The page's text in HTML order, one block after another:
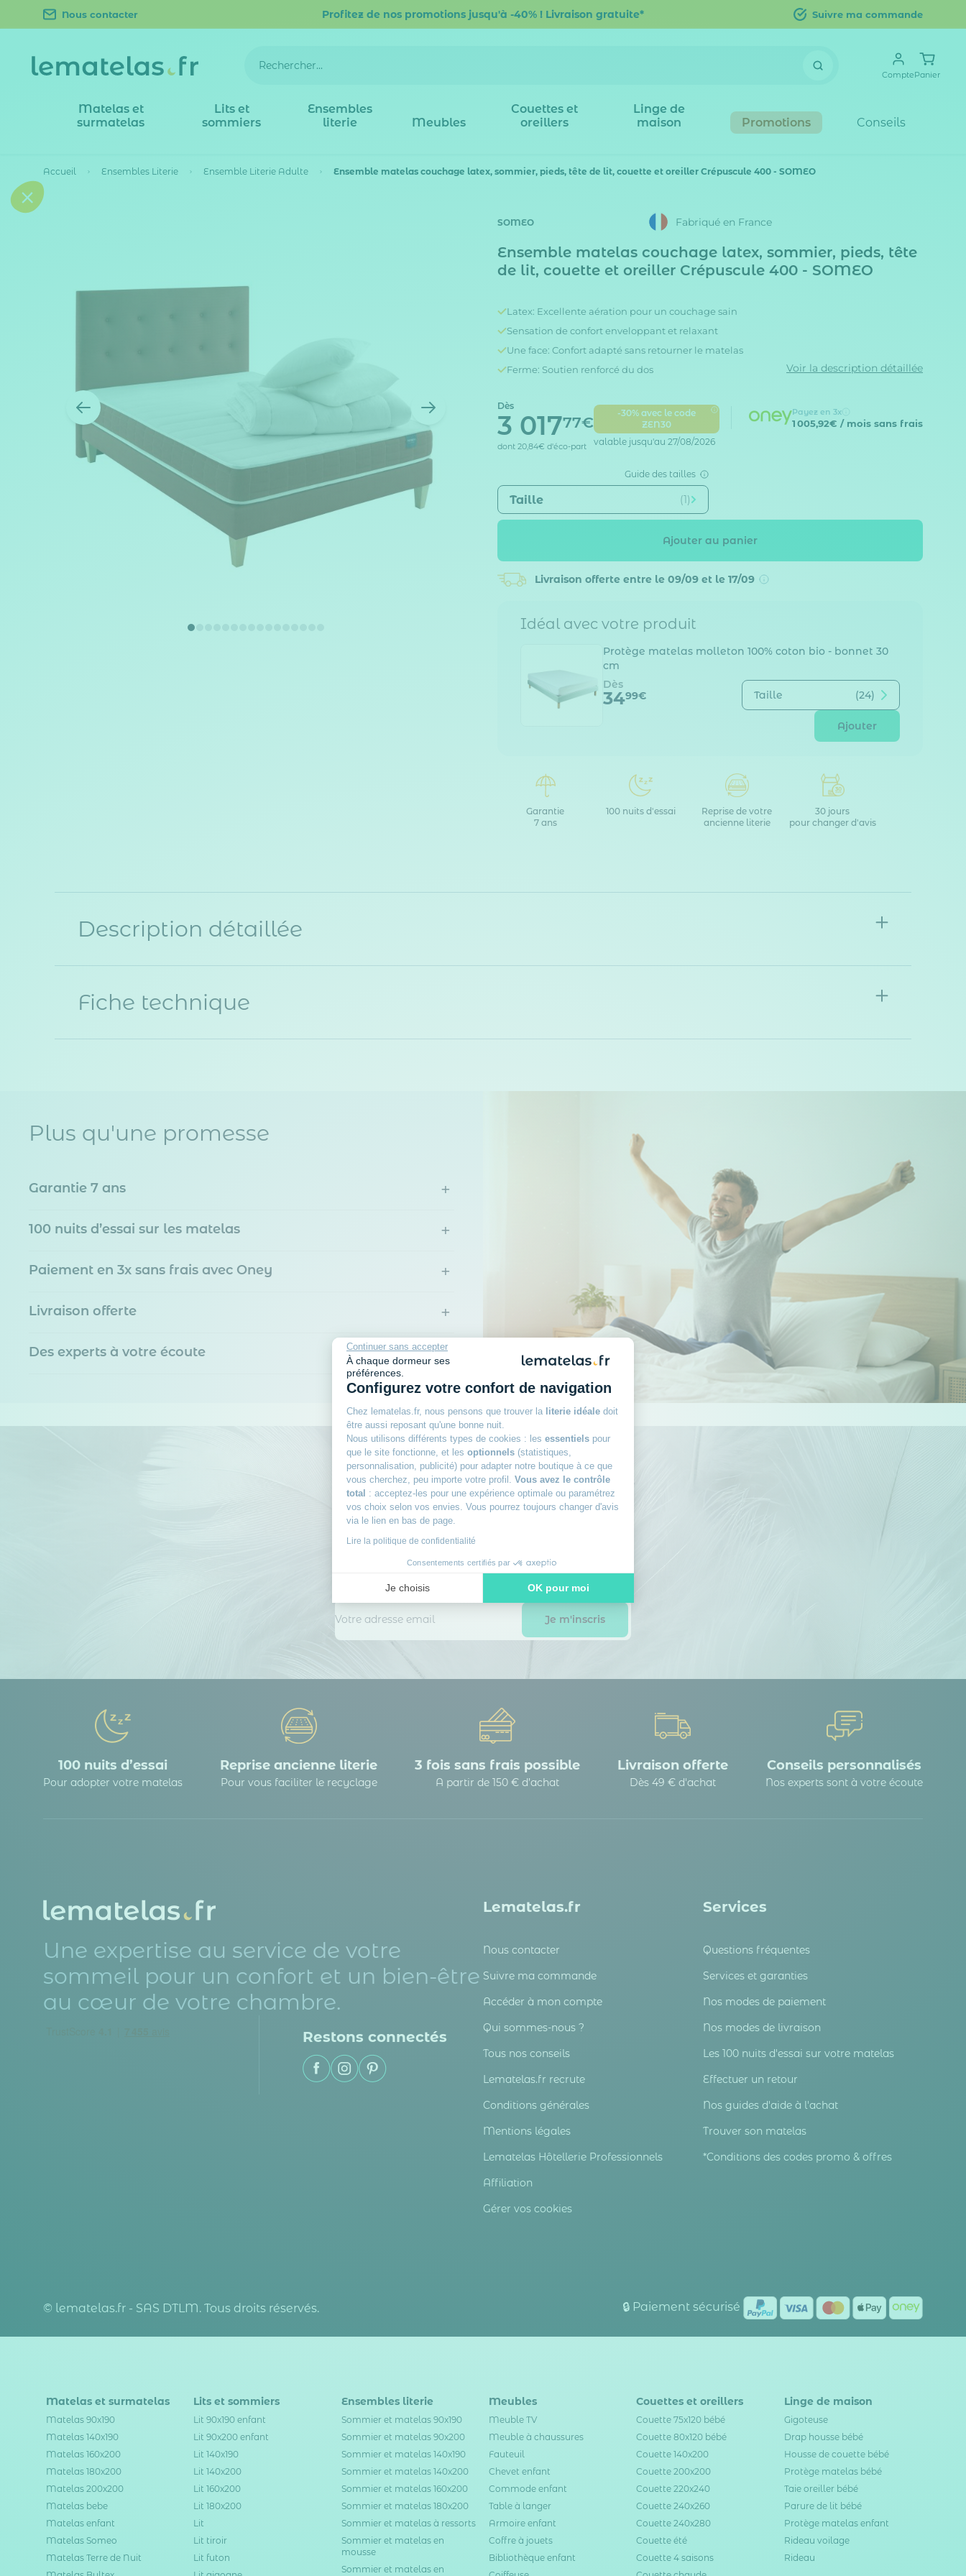
Continuer sans accepter
À chaque dormeur ses
préférences.
Configurez votre confort de navigation
Chez lematelas.fr, nous pensons que trouver la literie idéale doit
être aussi reposant qu'une bonne nuit.
Nous utilisons différents types de cookies : les essentiels pour
que le site fonctionne, et les optionnels (statistiques,
personnalisation, publicité) pour adapter notre boutique à ce que
vous cherchez, peu importe votre profil. Vous avez le contrôle
total : acceptez-les pour une expérience optimale ou paramétrez
vos choix selon vos envies. Vous pourrez toujours changer d'avis
via le lien en bas de page.
Lire la politique de confidentialité
Consentements certifiés par
Je choisis OK pour moi
Notre plateforme vous permet d'adapter et de gérer vos paramètres de confidentialité, en garantissant la conformité avec
Nous contacter Profitez de nos promotions jusqu'à -40% ! Livraison gratuite* Suivre ma commande
ComptePanier
Matelas et
surmatelas
Lits et
sommiers
Ensembles
literie
Meubles
Couettes et
oreillers
Linge de
maison
Promotions Conseils
Accueil Ensembles Literie Ensemble Literie Adulte Ensemble matelas couchage latex, sommier, pieds, tête de lit, couette et oreiller Crépuscule 400 - SOMEO
SOMEO Fabriqué en France
Ensemble matelas couchage latex, sommier, pieds, tête
de lit, couette et oreiller Crépuscule 400 - SOMEO
Latex: Excellente aération pour un couchage sain
Sensation de confort enveloppant et relaxant
Une face: Confort adapté sans retourner le matelas
Ferme: Soutien renforcé du dos
Voir la description détaillée
Dès
3 01777€
dont 20,84€ d'éco-part
-30% avec le code
ZEN30
valable jusqu'au 27/08/2026
Payez en 3x
1 005,92€ / mois sans frais
Guide des tailles
Taille (1)
Ajouter au panier
Livraison offerte entre le 09/09 et le 17/09
Idéal avec votre produit
Protège matelas molleton 100% coton bio - bonnet 30
cm
Dès
3499€ Taille (24)
Ajouter
Garantie
7 ans
100 nuits d'essai
Reprise de votre
ancienne literie
30 jours
pour changer d'avis
Description détaillée
Fiche technique
Plus qu'une promesse
Garantie 7 ans +
100 nuits d’essai sur les matelas +
Paiement en 3x sans frais avec Oney +
Livraison offerte +
Des experts à votre écoute +
Rejoignez le club des
dormeurs avisés
Inscrivez-vous à notre newsletter
première, nos bons plans exclusifs… Tout ce qu’il
faut pour bien choisir et bien dormir.
100 nuits d’essai
Pour adopter votre matelas
Reprise ancienne literie
Pour vous faciliter le recyclage
3 fois sans frais possible
A partir de 150 € d’achat
Livraison offerte
Dès 49 € d'achat
Conseils personnalisés
Nos experts sont à votre écoute
Une expertise au service de votre
sommeil pour un confort et un bien-être
au cœur de votre chambre.
Restons connectés
Lematelas.fr
Nous contacter
Suivre ma commande
Accéder à mon compte
Qui sommes-nous ?
Tous nos conseils
Lematelas.fr recrute
Conditions générales
Mentions légales
Lematelas Hôtellerie Professionnels
Affiliation
Gérer vos cookies
Services
Questions fréquentes
Services et garanties
Nos modes de paiement
Nos modes de livraison
Les 100 nuits d'essai sur votre matelas
Effectuer un retour
Nos guides d'aide à l'achat
Trouver son matelas
*Conditions des codes promo & offres
© lematelas.fr - SAS DTLM. Tous droits réservés. 🔒 Paiement sécurisé
Matelas et surmatelas
Matelas 90x190
Matelas 140x190
Matelas 160x200
Matelas 180x200
Matelas 200x200
Matelas bebe
Matelas enfant
Matelas Someo
Matelas Terre de Nuit
Lits et sommiers
Lit 90x190 enfant
Lit 90x200 enfant
Lit 140x190
Lit 140x200
Lit 160x200
Lit 180x200
Lit
Lit tiroir
Lit futon
Ensembles literie
Sommier et matelas 90x190
Sommier et matelas 90x200
Sommier et matelas 140x190
Sommier et matelas 140x200
Sommier et matelas 160x200
Sommier et matelas 180x200
Sommier et matelas à ressorts
Sommier et matelas en
mousse
Sommier et matelas en
Meubles
Meuble TV
Meuble à chaussures
Fauteuil
Chevet enfant
Commode enfant
Table à langer
Armoire enfant
Coffre à jouets
Bibliothèque enfant
Couettes et oreillers
Couette 75x120 bébé
Couette 80x120 bébé
Couette 140x200
Couette 200x200
Couette 220x240
Couette 240x260
Couette 240x280
Couette été
Couette 4 saisons
Linge de maison
Gigoteuse
Drap housse bébé
Housse de couette bébé
Protège matelas bébé
Taie oreiller bébé
Parure de lit bébé
Protège matelas enfant
Rideau voilage
Rideau